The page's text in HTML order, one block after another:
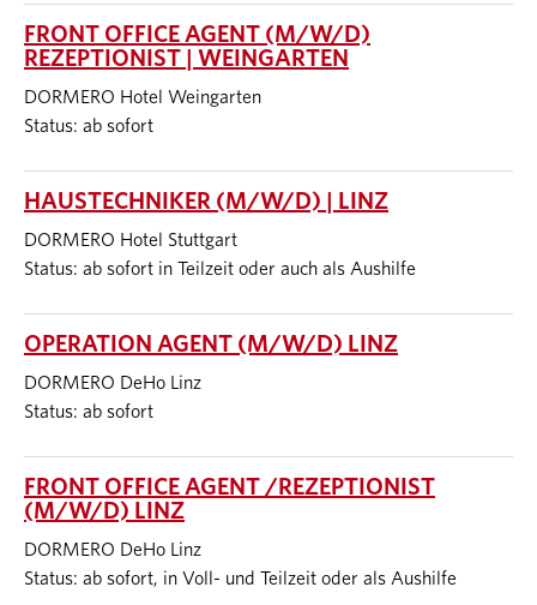
FRONT OFFICE AGENT (M/W/D)
REZEPTIONIST | WEINGARTEN
DORMERO Hotel Weingarten
Status: ab sofort
HAUSTECHNIKER (M/W/D) | LINZ
DORMERO Hotel Stuttgart
Status: ab sofort in Teilzeit oder auch als Aushilfe
OPERATION AGENT (M/W/D) LINZ
DORMERO DeHo Linz
Status: ab sofort
FRONT OFFICE AGENT /REZEPTIONIST
(M/W/D) LINZ
DORMERO DeHo Linz
Status: ab sofort, in Voll- und Teilzeit oder als Aushilfe